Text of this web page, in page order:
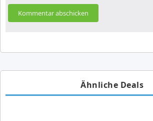
Ähnliche Deals